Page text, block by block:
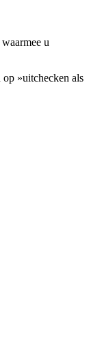
u
»uitchecken als